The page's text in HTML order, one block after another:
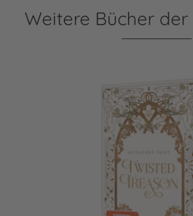
Weitere Bücher
Mondia-Dilogie 2: Twisted Treason